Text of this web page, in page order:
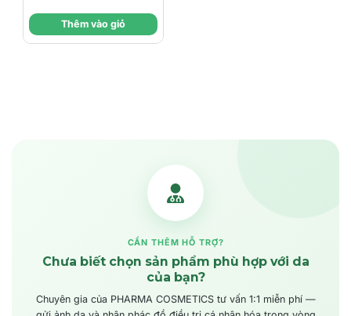
& Kiểm Soát Dầu
Nhờn Thêm vào giỏ
CẦN THÊM HỖ TRỢ?
Chưa biết chọn sản phẩm phù hợp với da
của bạn?
Chuyên gia của PHARMA COSMETICS tư vấn 1:1 miễn phí —